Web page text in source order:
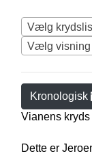
Vælg
Vælg visning
Kronologisk
Vianens kryds
Dette er